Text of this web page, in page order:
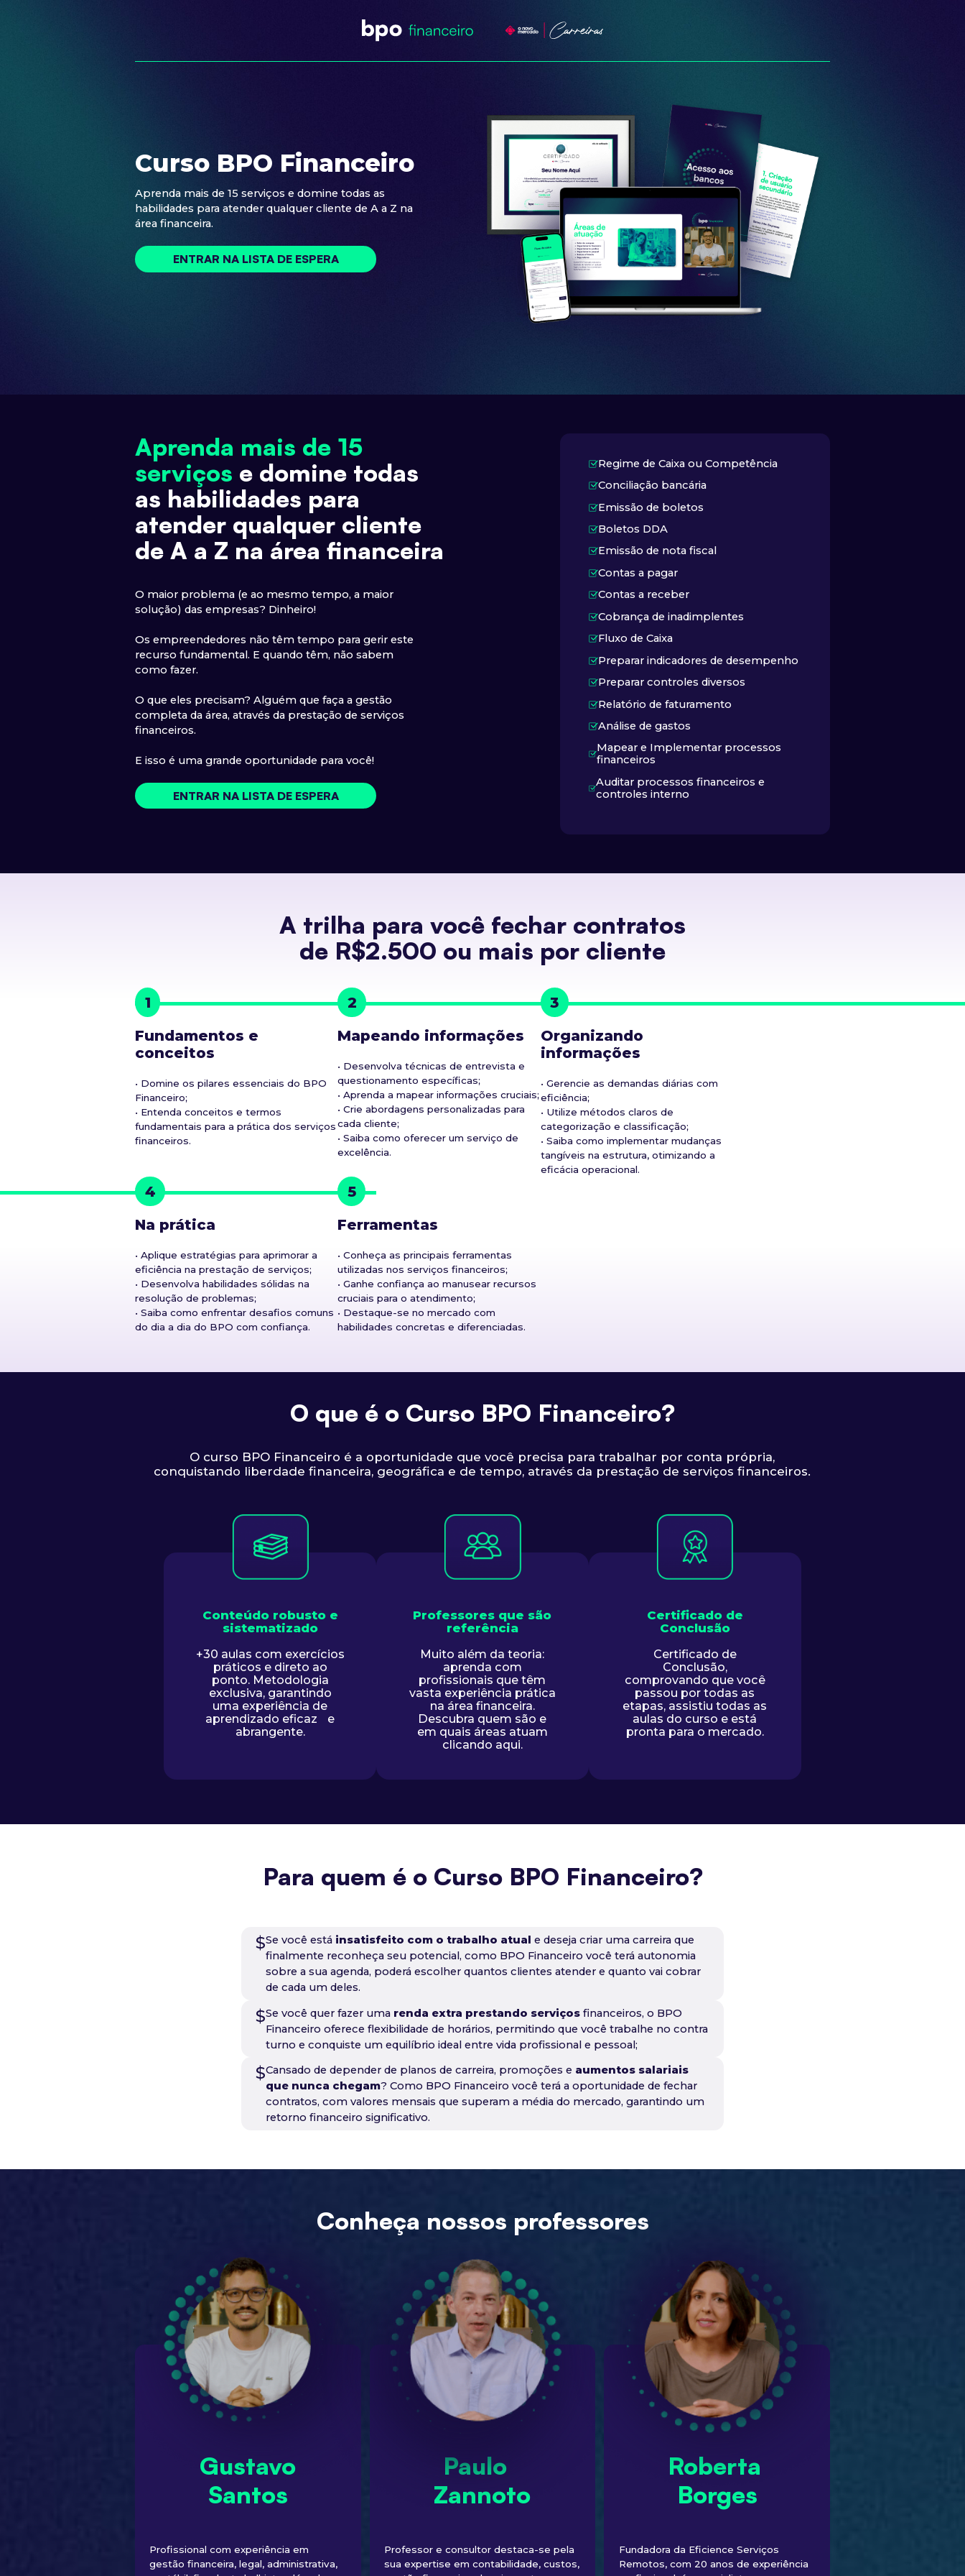
Curso BPO Financeiro
Aprenda mais de 15 serviços e domine todas as
habilidades para atender qualquer cliente de A a Z na
área financeira.
ENTRAR NA LISTA DE ESPERA
Aprenda mais de 15
serviços e domine todas
as habilidades para
atender qualquer cliente
de A a Z na área financeira
O maior problema (e ao mesmo tempo, a maior
solução) das empresas? Dinheiro!
Os empreendedores não têm tempo para gerir este
recurso fundamental. E quando têm, não sabem
como fazer.
O que eles precisam? Alguém que faça a gestão
completa da área, através da prestação de serviços
financeiros.
E isso é uma grande oportunidade para você!
ENTRAR NA LISTA DE ESPERA
Regime de Caixa ou Competência
Conciliação bancária
Emissão de boletos
Boletos DDA
Emissão de nota fiscal
Contas a pagar
Contas a receber
Cobrança de inadimplentes
Fluxo de Caixa
Preparar indicadores de desempenho
Preparar controles diversos
Relatório de faturamento
Análise de gastos
Mapear e Implementar processos
financeiros
Auditar processos financeiros e
controles interno
A trilha para você fechar contratos
de R$2.500 ou mais por cliente
1
Fundamentos e
conceitos
• Domine os pilares essenciais do BPO
Financeiro;
• Entenda conceitos e termos
fundamentais para a prática dos serviços
financeiros.
2
Mapeando informações
• Desenvolva técnicas de entrevista e
questionamento específicas;
• Aprenda a mapear informações cruciais;
• Crie abordagens personalizadas para
cada cliente;
• Saiba como oferecer um serviço de
excelência.
3
Organizando
informações
• Gerencie as demandas diárias com
eficiência;
• Utilize métodos claros de
categorização e classificação;
• Saiba como implementar mudanças
tangíveis na estrutura, otimizando a
eficácia operacional.
4
Na prática
• Aplique estratégias para aprimorar a
eficiência na prestação de serviços;
• Desenvolva habilidades sólidas na
resolução de problemas;
• Saiba como enfrentar desafios comuns
do dia a dia do BPO com confiança.
5
Ferramentas
• Conheça as principais ferramentas
utilizadas nos serviços financeiros;
• Ganhe confiança ao manusear recursos
cruciais para o atendimento;
• Destaque-se no mercado com
habilidades concretas e diferenciadas.
O que é o Curso BPO Financeiro?
O curso BPO Financeiro é a oportunidade que você precisa para trabalhar por conta própria,
conquistando liberdade financeira, geográfica e de tempo, através da prestação de serviços financeiros.
Conteúdo robusto e
sistematizado
+30 aulas com exercícios
práticos e direto ao
ponto. Metodologia
exclusiva, garantindo
uma experiência de
aprendizado eficaz e
abrangente.
Professores que são
referência
Muito além da teoria:
aprenda com
profissionais que têm
vasta experiência prática
na área financeira.
Descubra quem são e
em quais áreas atuam
clicando aqui.
Certificado de
Conclusão
Certificado de
Conclusão,
comprovando que você
passou por todas as
etapas, assistiu todas as
aulas do curso e está
pronta para o mercado.
Para quem é o Curso BPO Financeiro?
$Se você está insatisfeito com o trabalho atual e deseja criar uma carreira que
finalmente reconheça seu potencial, como BPO Financeiro você terá autonomia
sobre a sua agenda, poderá escolher quantos clientes atender e quanto vai cobrar
de cada um deles.
$Se você quer fazer uma renda extra prestando serviços financeiros, o BPO
Financeiro oferece flexibilidade de horários, permitindo que você trabalhe no contra
turno e conquiste um equilíbrio ideal entre vida profissional e pessoal;
$Cansado de depender de planos de carreira, promoções e aumentos salariais
que nunca chegam? Como BPO Financeiro você terá a oportunidade de fechar
contratos, com valores mensais que superam a média do mercado, garantindo um
retorno financeiro significativo.
Conheça nossos professores
Gustavo
Santos
Profissional com experiência em
gestão financeira, legal, administrativa,
Paulo
Zannoto
Professor e consultor destaca-se pela
sua expertise em contabilidade, custos,
Roberta
Borges
Fundadora da Eficience Serviços
Remotos, com 20 anos de experiência